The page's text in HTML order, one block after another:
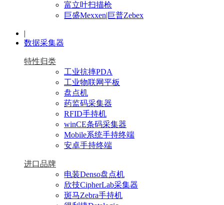
富立叶扫描枪
巨盛Mexxen|巨普Zebex
|
数据采集器
特性归类
工业抗摔PDA
工业物联网平板
盘点机
药监码采集器
RFID手持机
winCE条码采集器
Mobile系统手持终端
安卓手持终端
进口品牌
电装Denso盘点机
欣技CipherLab采集器
斑马Zebra手持机